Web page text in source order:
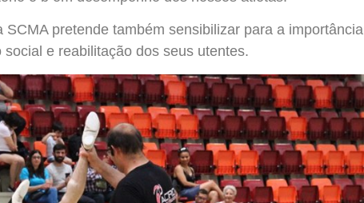
pretende também sensibilizar para a importância
e reabilitação dos seus utentes.